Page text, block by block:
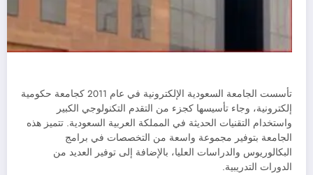
تأسست الجامعة السعودية الإلكترونية في عام 2011 كجامعة حكومية
إلكترونية، وجاء تأسيسها كجزء من التقدم التكنولوجي الكبير
واستخدام التقنيات الحديثة في المملكة العربية السعودية. تتميز هذه
الجامعة بتوفير مجموعة واسعة من التخصصات في برامج
البكالوريوس والدراسات العليا، بالإضافة إلى توفير العديد من
الدورات التدريبية.